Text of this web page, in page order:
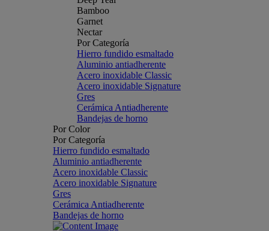
Bamboo
Garnet
Nectar
Por Categoría
Hierro fundido esmaltado
Aluminio antiadherente
Acero inoxidable Classic
Acero inoxidable Signature
Gres
Cerámica Antiadherente
Bandejas de horno
Por Color
Por Categoría
Hierro fundido esmaltado
Aluminio antiadherente
Acero inoxidable Classic
Acero inoxidable Signature
Gres
Cerámica Antiadherente
Bandejas de horno